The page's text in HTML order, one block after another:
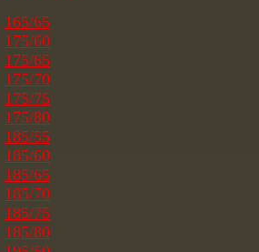
165/65
175/60
175/65
175/70
175/75
175/80
185/55
185/60
185/65
185/70
185/75
185/80